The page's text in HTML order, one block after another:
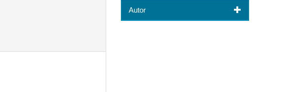
Autor